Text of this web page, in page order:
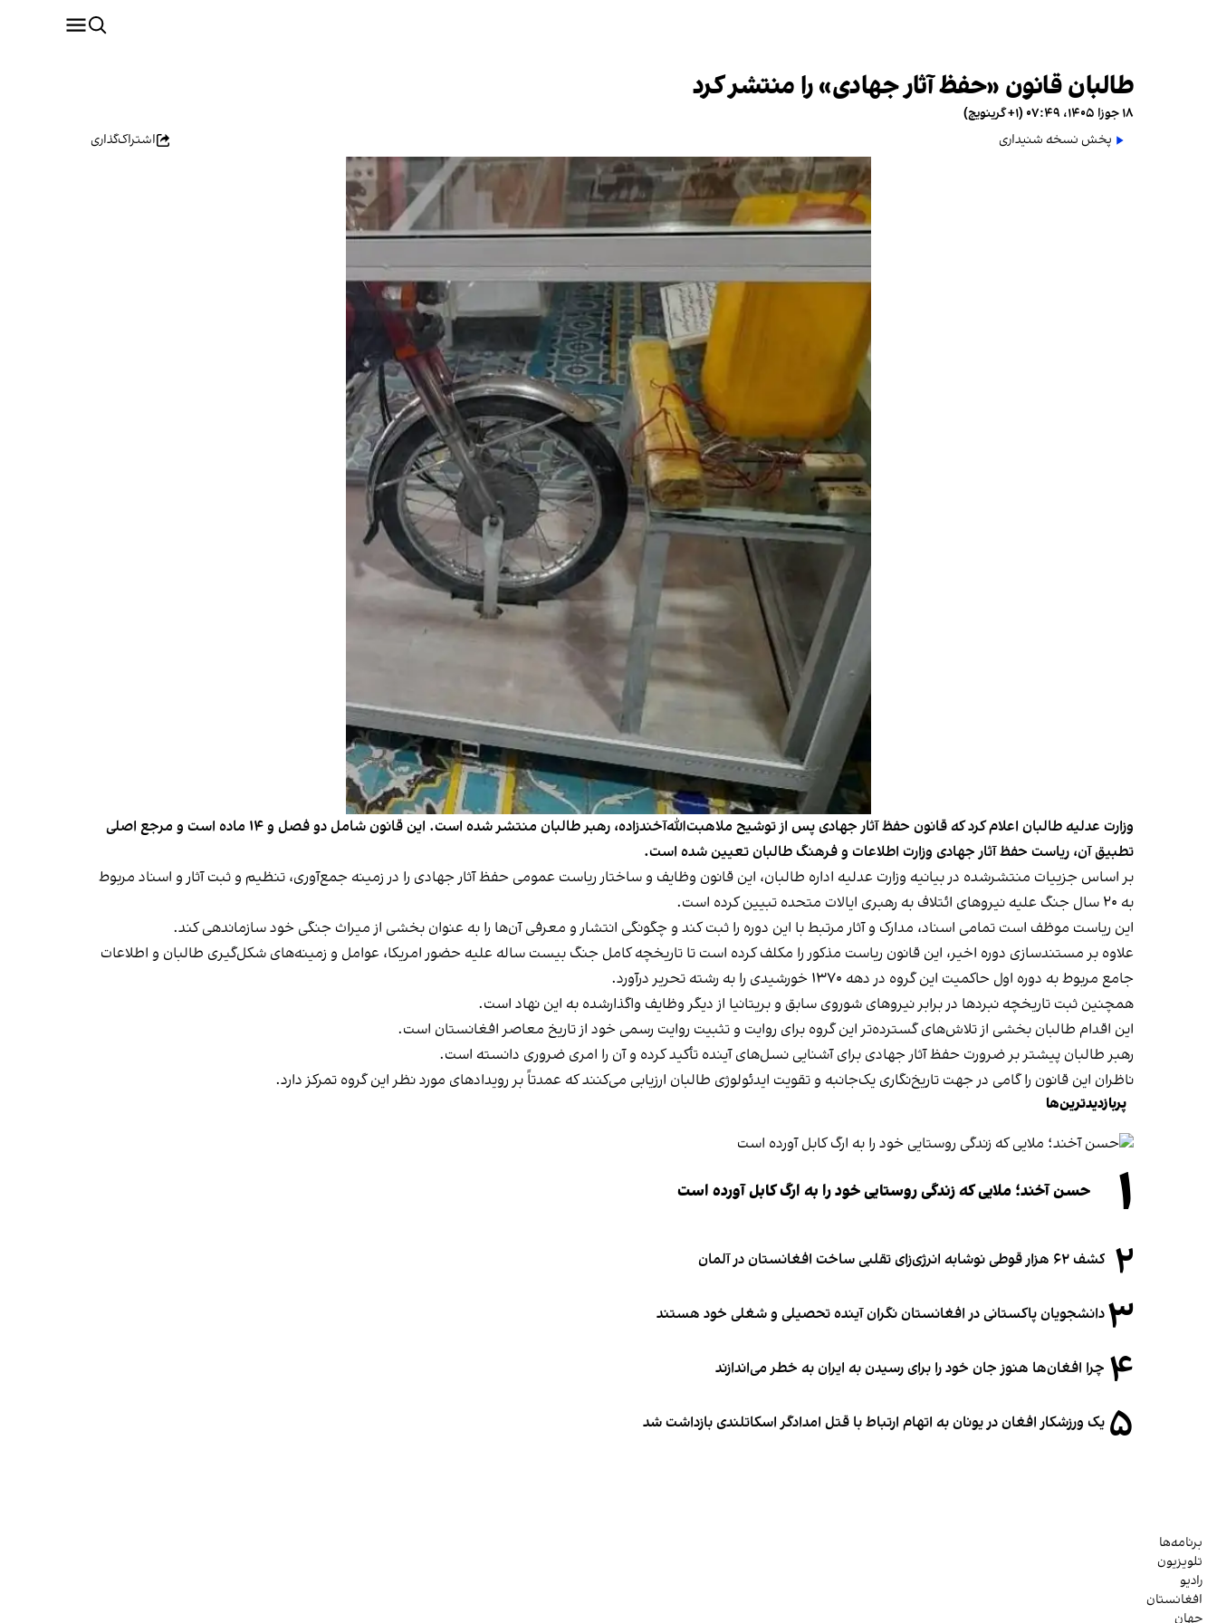
طالبان قانون «حفظ آثار جهادی» را منتشر کرد
۱۸ جوزا ۱۴۰۵، ۰۷:۴۹ (‎+۱ گرینویچ)
پخش نسخه شنیداری
اشتراک‌گذاری
وزارت عدلیه طالبان اعلام کرد که قانون حفظ آثار جهادی پس از توشیح ملاهبت‌الله‌آخندزاده، رهبر طالبان منتشر شده است. این قانون شامل دو فصل و ۱۴ ماده است و مرجع اصلی
تطبیق آن، ریاست حفظ آثار جهادی وزارت اطلاعات و فرهنگ طالبان تعیین شده است.
بر اساس جزییات منتشرشده در بیانیه وزارت عدلیه اداره طالبان، این قانون وظایف و ساختار ریاست عمومی حفظ آثار جهادی را در زمینه جمع‌آوری، تنظیم و ثبت آثار و اسناد مربوط
به ۲۰ سال جنگ علیه نیروهای ائتلاف به رهبری ایالات متحده تبیین کرده است.
این ریاست موظف است تمامی اسناد، مدارک و آثار مرتبط با این دوره را ثبت کند و چگونگی انتشار و معرفی آن‌ها را به عنوان بخشی از میراث جنگی خود سازماندهی کند.
علاوه بر مستندسازی دوره اخیر، این قانون ریاست مذکور را مکلف کرده است تا تاریخچه کامل جنگ بیست ساله علیه حضور امریکا، عوامل و زمینه‌های شکل‌گیری طالبان و اطلاعات
جامع مربوط به دوره اول حاکمیت این گروه در دهه ۱۳۷۰ خورشیدی را به رشته تحریر درآورد.
همچنین ثبت تاریخچه نبردها در برابر نیروهای شوروی سابق و بریتانیا از دیگر وظایف واگذارشده به این نهاد است.
این اقدام طالبان بخشی از تلاش‌های گسترده‌تر این گروه برای روایت و تثبیت روایت رسمی خود از تاریخ معاصر افغانستان است.
رهبر طالبان پیشتر بر ضرورت حفظ آثار جهادی برای آشنایی نسل‌های آینده تأکید کرده و آن را امری ضروری دانسته است.
ناظران این قانون را گامی در جهت تاریخ‌نگاری یک‌جانبه و تقویت ایدئولوژی طالبان ارزیابی می‌کنند که عمدتاً بر رویدادهای مورد نظر این گروه تمرکز دارد.
پربازدیدترین‌ها
۱ حسن آخند؛ ملایی که زندگی روستایی خود را به ارگ کابل آورده است
۲ کشف ۶۲ هزار قوطی نوشابه انرژی‌زای تقلبی ساخت افغانستان در آلمان
۳دانشجویان پاکستانی در افغانستان نگران آینده تحصیلی و شغلی خود هستند
۴ چرا افغان‌ها هنوز جان خود را برای رسیدن به ایران به خطر می‌اندازند
۵ یک ورزشکار افغان در یونان به اتهام ارتباط با قتل امدادگر اسکاتلندی بازداشت شد
برنامه‌ها
تلویزیون
رادیو
افغانستان
جهان